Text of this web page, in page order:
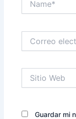
electrónico*
Web
Guardar mi